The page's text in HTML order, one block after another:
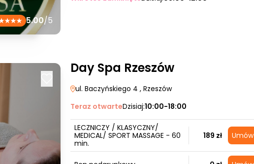
5.00/5
Day Spa Rzeszów
ul. Baczyńskiego 4 , Rzeszów
Teraz otwarteDzisiaj:10:00-18:00
LECZNICZY / KLASYCZNY/
MEDICAL/ SPORT MASSAGE - 60
min.
189 zł Umów